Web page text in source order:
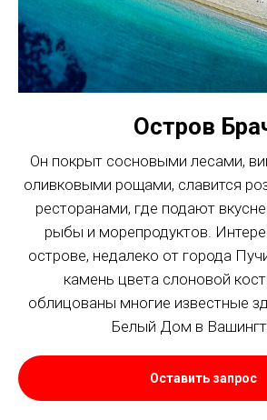
Остров
Он покрыт сосновыми лесами,
оливковыми рощами, славится
ресторанами, где подают
рыбы и морепродуктов.
острове, недалеко от города
камень цвета слоновой
облицованы многие известные
Белый Дом в
Оставить запрос